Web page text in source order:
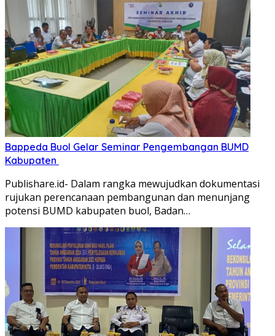
Bappeda Buol Gelar Seminar Pengembangan BUMD
Kabupaten
Publishare.id- Dalam rangka mewujudkan dokumentasi
rujukan perencanaan pembangunan dan menunjang
potensi BUMD kabupaten buol, Badan…